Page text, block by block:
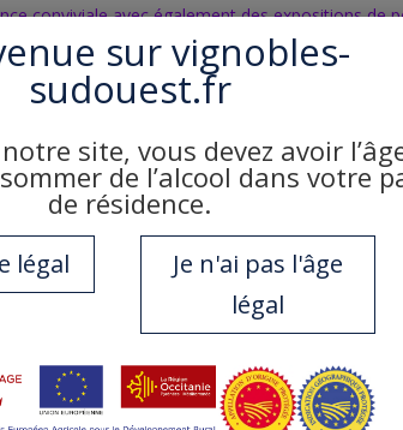
conviviale avec également des expositions de
10 bouchons gagnantsrépartis dans nos
Un bouchon gagnant = 6 bouteilles de
dimanche et jours fériés
à 12h et de 14h30 à 19h (du 01-05 au
survignobles-
sudouest.fr
site, vous devez avoir
de l’alcool dans votre
de résidence.
légal
Je n'ai pas l'âge
légal